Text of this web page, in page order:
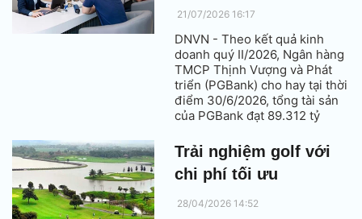
21/07/2026 16:17
DNVN - Theo kết quả kinh
doanh quý II/2026, Ngân hàng
TMCP Thịnh Vượng và Phát
triển (PGBank) cho hay tại thời
điểm 30/6/2026, tổng tài sản
của PGBank đạt 89.312 tỷ
tháng đầu năm 2026 đạt 439,7
tỷ; tăng 65,7% so với cùng kỳ
năm 2025.
Trải nghiệm golf với
chi phí tối ưu
28/04/2026 14:52